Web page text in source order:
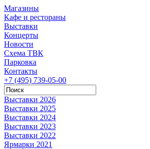
Магазины
Кафе и рестораны
Выставки
Концерты
Новости
Схема ТВК
Парковка
Контакты
+7 (495) 739-05-00
Выставки 2026
Выставки 2025
Выставки 2024
Выставки 2023
Выставки 2022
Ярмарки 2021